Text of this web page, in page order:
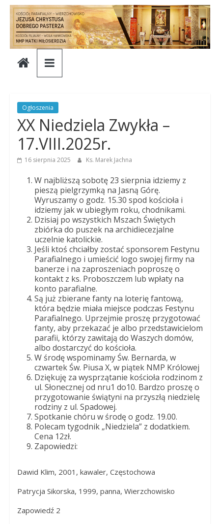
Skip
content
Parafia
Chrystusa
Dobrego
Pasterza
Parafia
Chrystusa
Dobrego
Pasterza
Ogłoszenia
XX Niedziela Zwykła –
17.VIII.2025r.
16 sierpnia 2025 Ks. Marek Jachna
W najbliższą sobotę 23 sierpnia idziemy z
pieszą pielgrzymką na Jasną Górę.
Wyruszamy o godz. 15.30 spod kościoła i
idziemy jak w ubiegłym roku, chodnikami.
Dzisiaj po wszystkich Mszach Świętych
zbiórka do puszek na archidiecezjalne
uczelnie katolickie.
Jeśli ktoś chciałby zostać sponsorem Festynu
Parafialnego i umieścić logo swojej firmy na
banerze i na zaproszeniach poproszę o
kontakt z ks. Proboszczem lub wpłaty na
konto parafialne.
Są już zbierane fanty na loterię fantową,
która będzie miała miejsce podczas Festynu
Parafialnego. Uprzejmie proszę przygotować
fanty, aby przekazać je albo przedstawicielom
parafii, którzy zawitają do Waszych domów,
albo dostarczyć do kościoła.
W środę wspominamy Św. Bernarda, w
czwartek Św. Piusa X, w piątek NMP Królowej
Dziękuję za wysprzątanie kościoła rodzinom z
ul. Słonecznej od nru1 do10. Bardzo proszę o
przygotowanie świątyni na przyszłą niedzielę
rodziny z ul. Spadowej.
Spotkanie chóru w środę o godz. 19.00.
Polecam tygodnik „Niedziela” z dodatkiem.
Cena 12zł.
Zapowiedzi:
Dawid Klim, 2001, kawaler, Częstochowa
Patrycja Sikorska, 1999, panna, Wierzchowisko
Zapowiedź 2